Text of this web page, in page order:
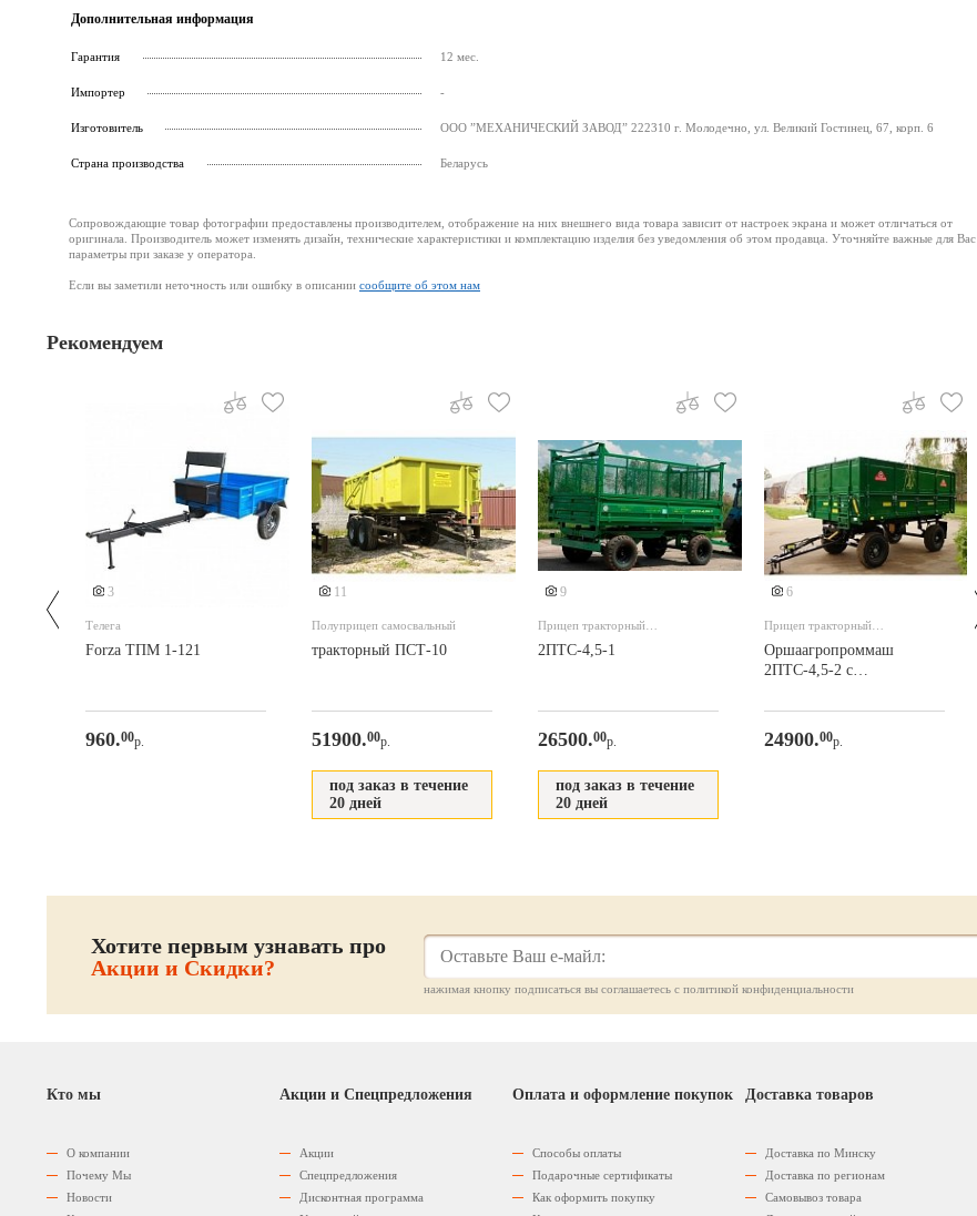
Дополнительная информация
Гарантия 12 мес.
Импортер -
Изготовитель ООО ”МЕХАНИЧЕСКИЙ ЗАВОД” 222310 г. Молодечно, ул. Великий Гостинец, 67, корп. 6
Страна производства Беларусь
Сопровождающие товар фотографии предоставлены производителем, отображение на них внешнего вида товара зависит от настроек экрана и может отличаться от
оригинала. Производитель может изменять дизайн, технические характеристики и комплектацию изделия без уведомления об этом продавца. Уточняйте важные для Вас
параметры при заказе у оператора.
Если вы заметили неточность или ошибку в описании сообщите об этом нам
Рекомендуем
3
Телега
Forza ТПМ 1-121
960.00р.
11
Еще 2 фото
Полуприцеп самосвальный
тракторный ПСТ-10
51900.00р.
под заказ в течение
20 дней
9
Прицеп тракторный
сетчатыми бортами
2ПТС-4,5-1
26500.00р.
под заказ в течение
20 дней
6
Прицеп тракторный
Оршаагропроммаш
2ПТС-4,5-2 с
бортами
24900.00р.
Хотите первым узнавать про
Акции и Скидки?
нажимая кнопку подписаться вы соглашаетесь с политикой конфиденциальности
Кто мы
О компании
Почему Мы
Новости
Акции и Спецпредложения
Акции
Спецпредложения
Дисконтная программа
Оплата и оформление покупок
Способы оплаты
Подарочные сертификаты
Как оформить покупку
Доставка товаров
Доставка по Минску
Доставка по регионам
Самовывоз товара